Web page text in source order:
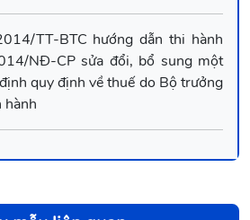
TT-BTC hướng dẫn thi hành
NĐ-CP sửa đổi, bổ sung một
quy định về thuế do Bộ trưởng
hành